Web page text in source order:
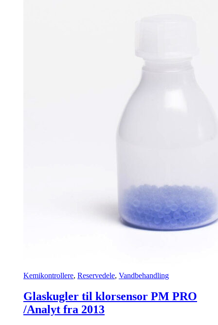
Kemikontrollere, Reservedele, Vandbehandling
Glaskugler til klorsensor PM PRO
/Analyt fra 2013